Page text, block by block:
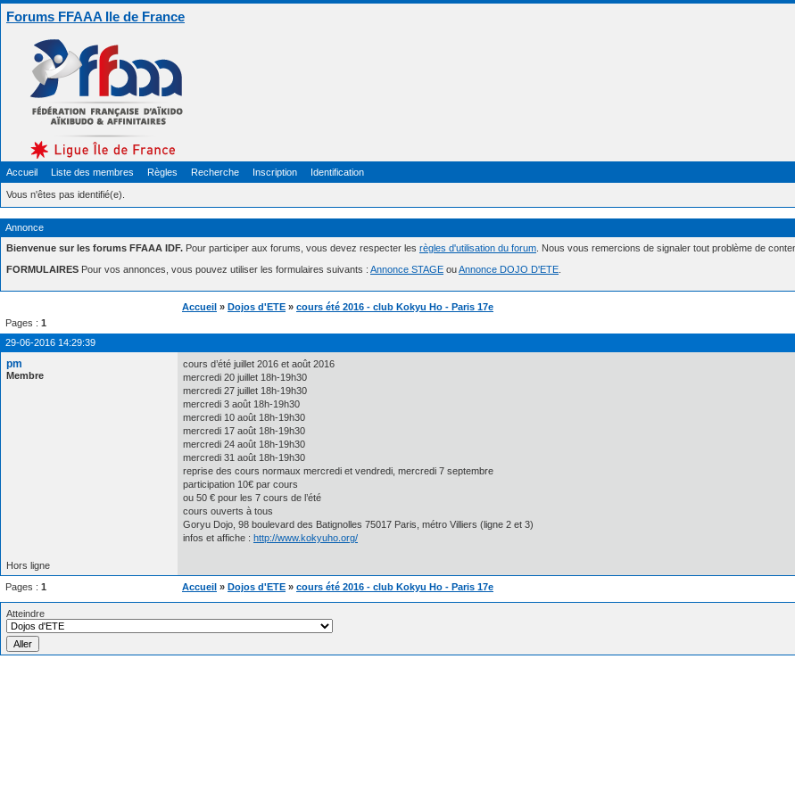
Forums FFAAA Ile de France
Accueil Liste des membres Règles Recherche Inscription Identification
Vous n'êtes pas identifié(e).
Annonce
Bienvenue sur les forums FFAAA IDF. Pour participer aux forums, vous devez respecter les règles d'utilisation du forum . Nous vous remercions de signaler tout problème de
FORMULAIRES Pour vos annonces, vous pouvez utiliser les formulaires suivants : Annonce STAGE ouAnnonce DOJO D'ETE
Accueil » Dojos d'ETE » cours été 2016 - club Kokyu Ho - Paris 17e
Pages : 1
29-06-2016 14:29:39
pm
Membre
cours d’été juillet 2016 et août 2016
mercredi 20 juillet 18h-19h30
mercredi 27 juillet 18h-19h30
mercredi 3 août 18h-19h30
mercredi 10 août 18h-19h30
mercredi 17 août 18h-19h30
mercredi 24 août 18h-19h30
mercredi 31 août 18h-19h30
reprise des cours normaux mercredi et vendredi, mercredi 7 septembre
participation 10€ par cours
ou 50 € pour les 7 cours de l’été
cours ouverts à tous
Goryu Dojo, 98 boulevard des Batignolles 75017 Paris, métro Villiers (ligne 2 et 3)
infos et affiche : http://www.kokyuho.org/
Hors ligne
Pages : 1 Accueil » Dojos d'ETE » cours été 2016 - club Kokyu Ho - Paris 17e
Atteindre